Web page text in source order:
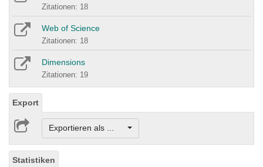
Zitationen: 18
Web of Science
Zitationen: 18
Dimensions
Zitationen: 19
Export
Exportieren als ...
Statistiken